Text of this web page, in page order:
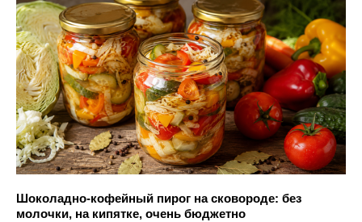
Шоколадно-кофейный пирог на сковороде: без
молочки, на кипятке, очень бюджетно